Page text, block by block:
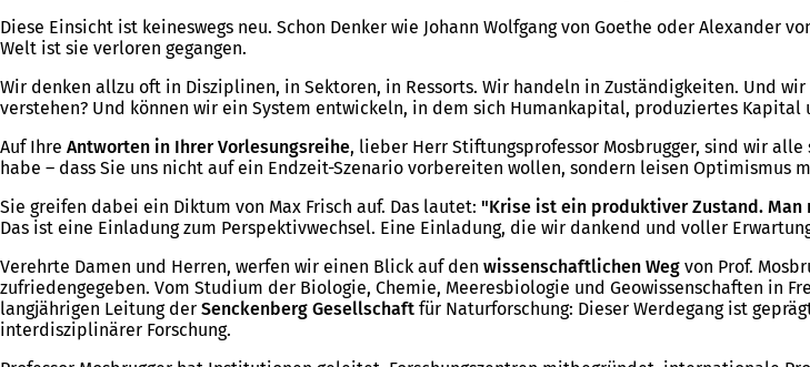
Diese Einsicht ist keineswegs neu. Schon Denker wie Johann Wolfgang von Goethe oder
Welt ist sie verloren gegangen.
Wir denken allzu oft in Disziplinen, in Sektoren, in Ressorts. Wir handeln in Zuständigkeiten. Und
verstehen? Und können wir ein System entwickeln, in dem sich Humankapital, produziertes
Auf Ihre Antworten in Ihrer Vorlesungsreihe, lieber Herr Stiftungsprofessor Mosbrugger, sind wir
habe – dass Sie uns nicht auf ein Endzeit-Szenario vorbereiten wollen, sondern leisen Optimismus
Sie greifen dabei ein Diktum von Max Frisch auf. Das lautet: "Krise ist ein produktiver Zustand. Man
Das ist eine Einladung zum Perspektivwechsel. Eine Einladung, die wir dankend und voller
Verehrte Damen und Herren, werfen wir einen Blick auf den wissenschaftlichen Weg von Prof.
zufriedengegeben. Vom Studium der Biologie, Chemie, Meeresbiologie und Geowissenschaften in
langjährigen Leitung der Senckenberg Gesellschaft für Naturforschung: Dieser Werdegang ist
interdisziplinärer Forschung.